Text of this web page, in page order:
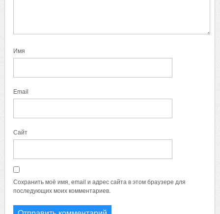
Имя
Email
Сайт
Сохранить моё имя, email и адрес сайта в этом браузере для
последующих моих комментариев.